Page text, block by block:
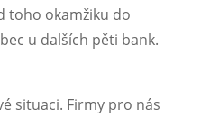
toho okamžiku do
u dalších pěti bank.
situaci. Firmy pro nás